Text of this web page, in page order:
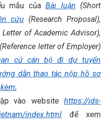
mẫu củaBài luận (Short
cứu (Research Proposal),
Letter of Academic Advisor),
(Reference letter of Employer)
cử cán bộ đi dự tuyển
dẫn thao tác nộp hồ sơ
;
vào website https://jds-
index.html để xem